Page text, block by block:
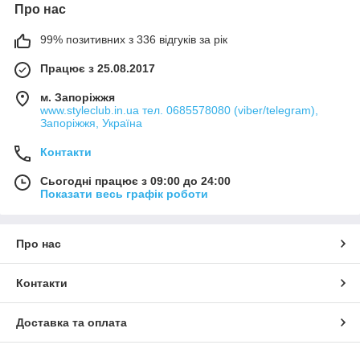
Про нас
99% позитивних з 336 відгуків за рік
Працює з 25.08.2017
м. Запоріжжя
www.styleclub.in.ua тел. 0685578080 (viber/telegram),
Запоріжжя, Україна
Контакти
Сьогодні працює з 09:00 до 24:00
Показати весь графік роботи
Про нас
Контакти
Доставка та оплата